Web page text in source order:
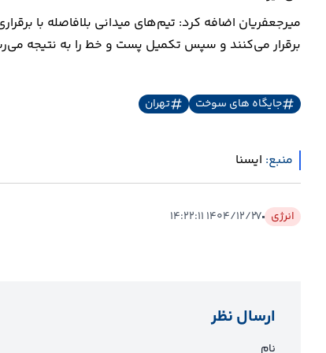
میرجعفریان اضافه کرد: تیم‌های میدانی بلافاصله با
برقرار می‌کنند و سپس تکمیل پست و خط را به نتیجه
جایگاه های سوخت تهران
منبع: ايسنا
انرژی ۱۴۰۴/۱۲/۲۷ ۱۴:۲۲:۱۱
ارسال نظر
نام